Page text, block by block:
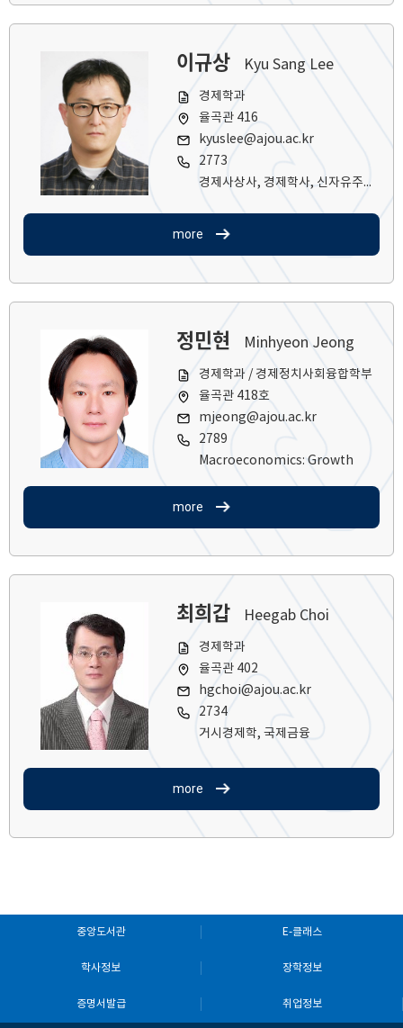
이규상 Kyu Sang Lee
경제학과
율곡관 416
kyuslee@ajou.ac.kr
2773
경제사상사, 경제학사, 신자유주의의 역사
more
정민현 Minhyeon Jeong
경제학과 / 경제정치사회융합학부
율곡관 418호
mjeong@ajou.ac.kr
2789
Macroeconomics: Growth
more
최희갑 Heegab Choi
경제학과
율곡관 402
hgchoi@ajou.ac.kr
2734
거시경제학, 국제금융
more
중앙도서관 E-클래스
학사정보 장학정보
증명서발급 취업정보